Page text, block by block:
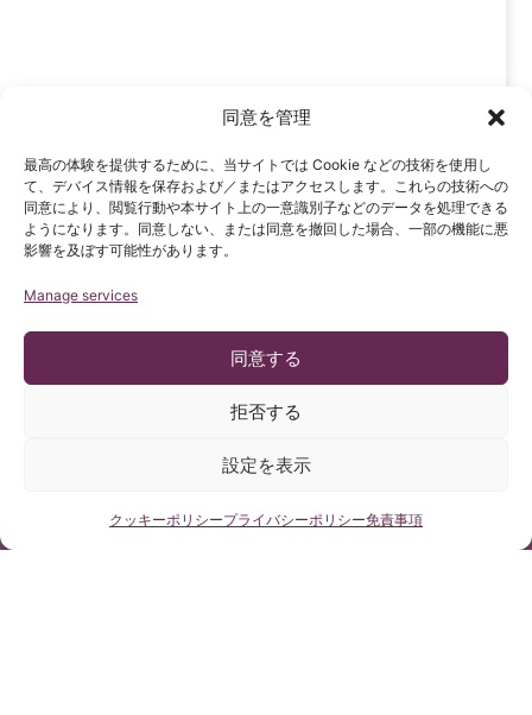
同意を管理
最高の体験を提供するために、当サイトでは Cookie などの技術を使用し
て、デバイス情報を保存および／またはアクセスします。これらの技術への
同意により、閲覧行動や本サイト上の一意識別子などのデータを処理できる
ようになります。同意しない、または同意を撤回した場合、一部の機能に悪
影響を及ぼす可能性があります。
Manage services
同意する
拒否する
設定を表示
クッキーポリシープライバシーポリシー免責事項
無料医療相談はこちらから